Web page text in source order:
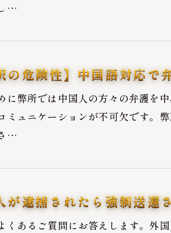
…
の危険性】中国語対応で
に弊所では中国人の方々の弁護を
ミュニケーションが不可欠です。
…
が逮捕されたら強制送還
くあるご質問にお答えします。外